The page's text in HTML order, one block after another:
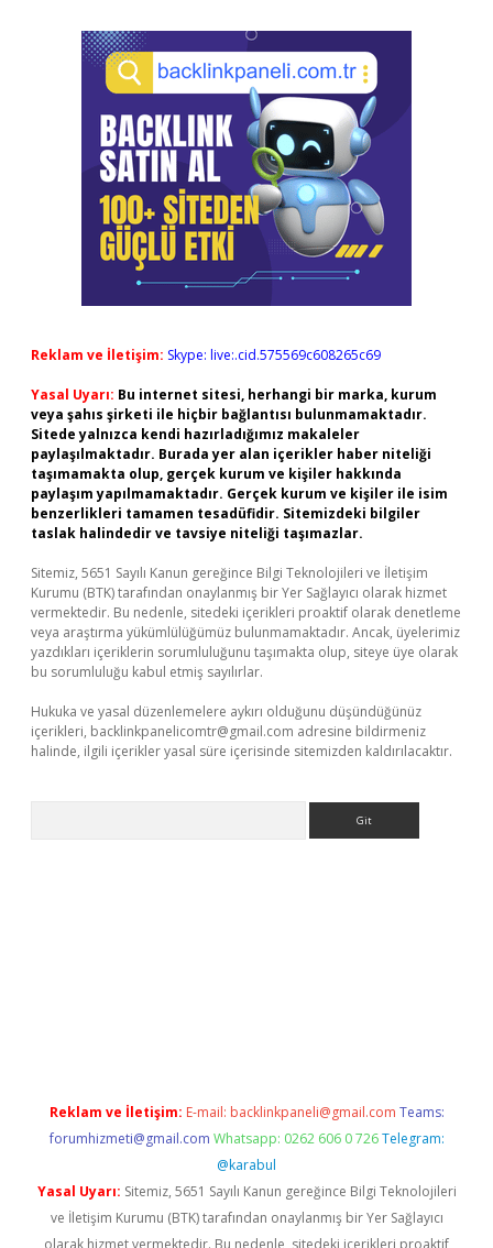
Reklam ve İletişim: Skype: live:.cid.575569c608265c69
Yasal Uyarı: Bu internet sitesi, herhangi bir marka, kurum
veya şahıs şirketi ile hiçbir bağlantısı bulunmamaktadır.
Sitede yalnızca kendi hazırladığımız makaleler
paylaşılmaktadır. Burada yer alan içerikler haber niteliği
taşımamakta olup, gerçek kurum ve kişiler hakkında
paylaşım yapılmamaktadır. Gerçek kurum ve kişiler ile isim
benzerlikleri tamamen tesadüfidir. Sitemizdeki bilgiler
taslak halindedir ve tavsiye niteliği taşımazlar.
Sitemiz, 5651 Sayılı Kanun gereğince Bilgi Teknolojileri ve İletişim
Kurumu (BTK) tarafından onaylanmış bir Yer Sağlayıcı olarak hizmet
vermektedir. Bu nedenle, sitedeki içerikleri proaktif olarak denetleme
veya araştırma yükümlülüğümüz bulunmamaktadır. Ancak, üyelerimiz
yazdıkları içeriklerin sorumluluğunu taşımakta olup, siteye üye olarak
bu sorumluluğu kabul etmiş sayılırlar.
Hukuka ve yasal düzenlemelere aykırı olduğunu düşündüğünüz
içerikleri, backlinkpanelicomtr@gmail.com adresine bildirmeniz
halinde, ilgili içerikler yasal süre içerisinde sitemizden kaldırılacaktır.
Reklam ve İletişim: E-mail: backlinkpaneli@gmail.com Teams:
forumhizmeti@gmail.com Whatsapp: 0262 606 0 726 Telegram:
@karabul
Yasal Uyarı: Sitemiz, 5651 Sayılı Kanun gereğince Bilgi Teknolojileri
ve İletişim Kurumu (BTK) tarafından onaylanmış bir Yer Sağlayıcı
olarak hizmet vermektedir. Bu nedenle, sitedeki içerikleri proaktif